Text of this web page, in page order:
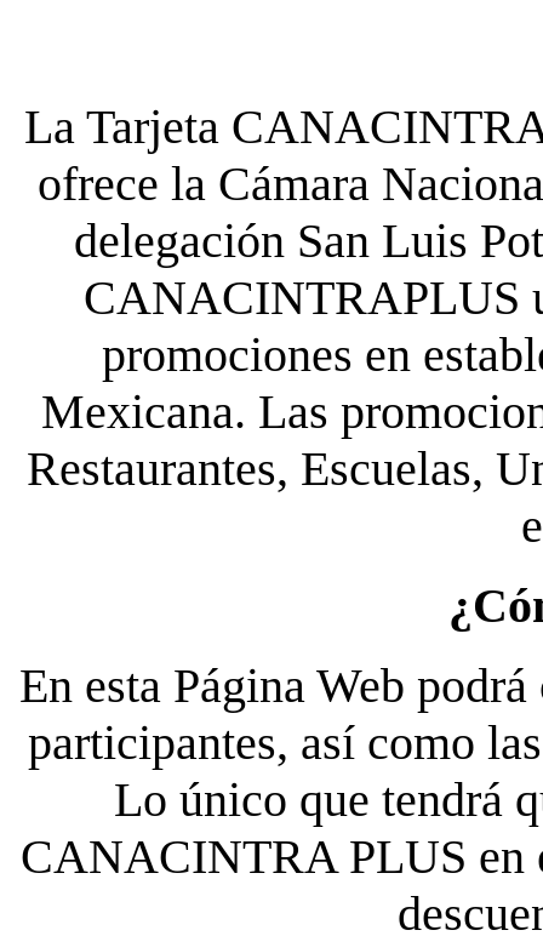
La Tarjeta
ofrece la Cámara
delegación San Luis
CANACINTRAPLUS
promociones en
Mexicana. Las
Restaurantes, Escuelas,
En esta Página Web
participantes, así como
Lo único que tendrá
CANACINTRA PLUS en